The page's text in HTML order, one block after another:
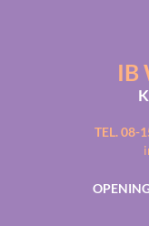
IB
TEL. 08-